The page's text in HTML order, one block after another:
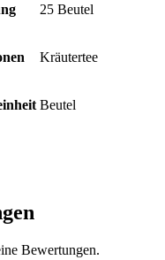
25 Beutel
Kräutertee
Beutel
Bewertungen.